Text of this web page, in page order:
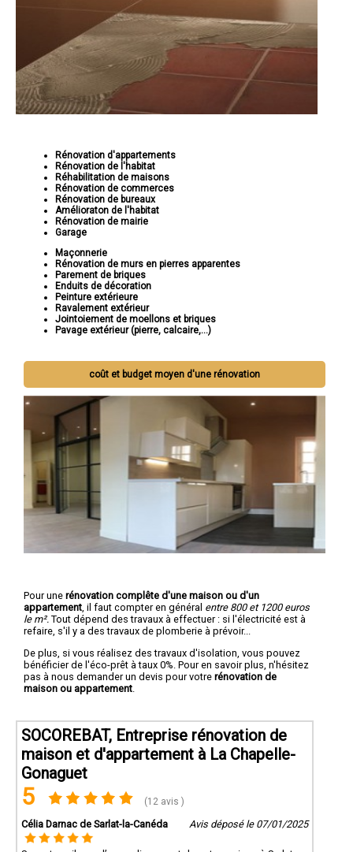
Rénovation d'appartements
Rénovation de l'habitat
Réhabilitation de maisons
Rénovation de commerces
Rénovation de bureaux
Amélioraton de l'habitat
Rénovation de mairie
Garage
Maçonnerie
Rénovation de murs en pierres apparentes
Parement de briques
Enduits de décoration
Peinture extérieure
Ravalement extérieur
Jointoiement de moellons et briques
Pavage extérieur (pierre, calcaire,...)
coût et budget moyen d'une rénovation
Pour une rénovation complête d'une maison ou d'un
appartement , il faut compter en général entre 800 et 1200 euros
le m². Tout dépend des travaux à effectuer : si l'électricité est à
refaire, s'il y a des travaux de plomberie à prévoir...
De plus, si vous réalisez des travaux d'isolation, vous pouvez
bénéficier de l'éco-prêt à taux 0%. Pour en savoir plus, n'hésitez
pas à nous demander un devis pour votre rénovation de
maison ou appartement
SOCOREBAT, Entreprise rénovation de
maison et d'appartement à La Chapelle-
Gonaguet
5 (12 avis )
Célia Darnac de Sarlat-la-Canéda Avis déposé le 07/01/2025